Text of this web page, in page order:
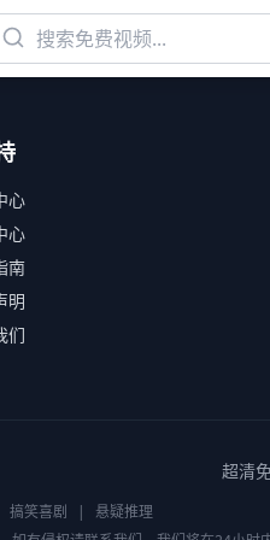
心
心
南
明
们
超清
搞笑喜剧 |
悬疑推理